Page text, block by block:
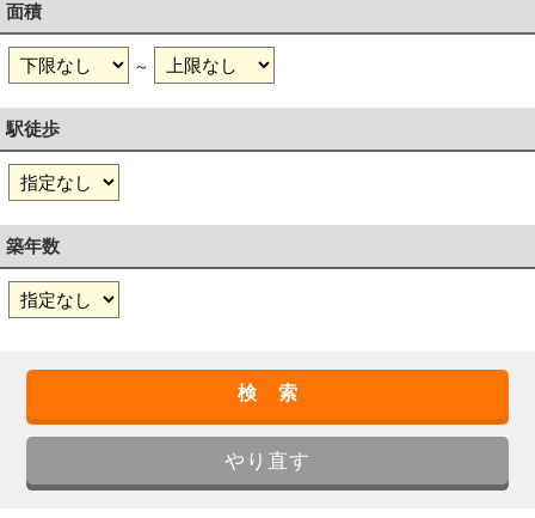
面積
～
駅徒歩
築年数